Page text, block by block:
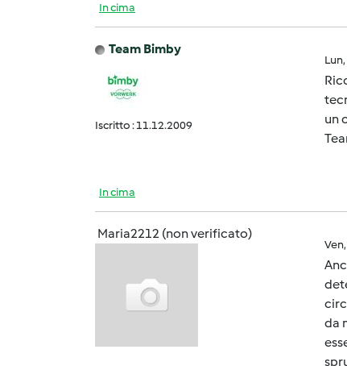
In cima
Team Bimby
Iscritto : 11.12.2009
un
In cima
Maria2212 (non verificato)
da